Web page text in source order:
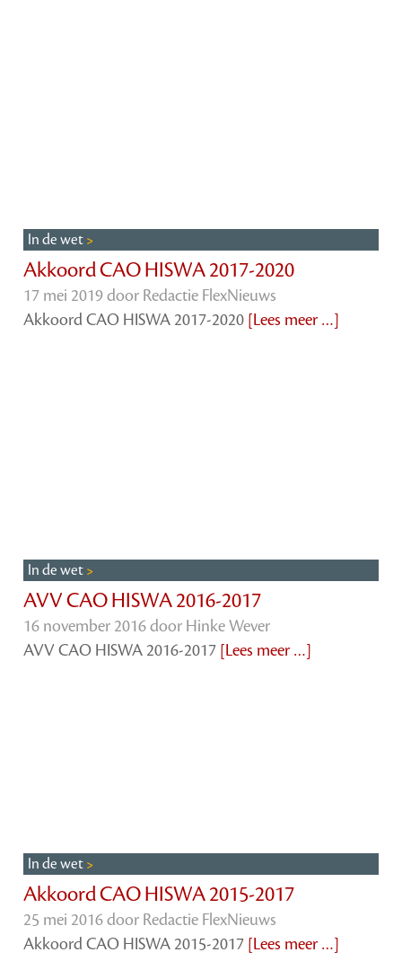
In de wet
Akkoord CAO HISWA 2017-2020
17 mei 2019 door Redactie FlexNieuws
Akkoord CAO HISWA 2017-2020 [Lees meer …]
In de wet
AVV CAO HISWA 2016-2017
16 november 2016 door Hinke Wever
AVV CAO HISWA 2016-2017 [Lees meer …]
In de wet
Akkoord CAO HISWA 2015-2017
25 mei 2016 door Redactie FlexNieuws
Akkoord CAO HISWA 2015-2017 [Lees meer …]